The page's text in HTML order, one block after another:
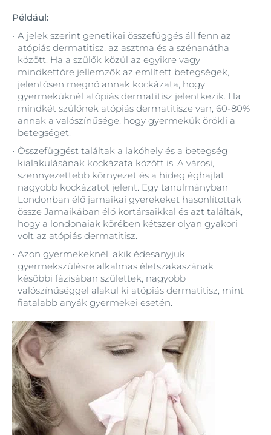
Például:
A jelek szerint genetikai összefüggés áll fenn az
atópiás dermatitisz, az asztma és a szénanátha
között. Ha a szülők közül az egyikre vagy
mindkettőre jellemzők az említett betegségek,
jelentősen megnő annak kockázata, hogy
gyermeküknél atópiás dermatitisz jelentkezik. Ha
mindkét szülőnek atópiás dermatitisze van, 60-80%
annak a valószínűsége, hogy gyermekük örökli a
betegséget.
Összefüggést találtak a lakóhely és a betegség
kialakulásának kockázata között is. A városi,
szennyezettebb környezet és a hideg éghajlat
nagyobb kockázatot jelent. Egy tanulmányban
Londonban élő jamaikai gyerekeket hasonlítottak
össze Jamaikában élő kortársaikkal és azt találták,
hogy a londonaiak körében kétszer olyan gyakori
volt az atópiás dermatitisz.
Azon gyermekeknél, akik édesanyjuk
gyermekszülésre alkalmas életszakaszának
későbbi fázisában születtek, nagyobb
valószínűséggel alakul ki atópiás dermatitisz, mint
fiatalabb anyák gyermekei esetén.